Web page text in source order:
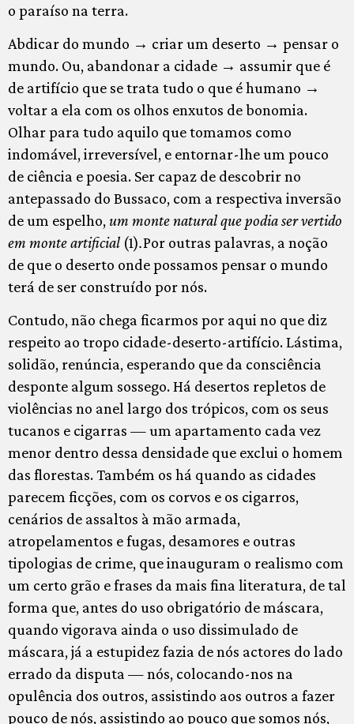
o paraíso na terra.
Abdicar do mundo → criar um deserto → pensar o
mundo. Ou, abandonar a cidade → assumir que é
de artifício que se trata tudo o que é humano →
voltar a ela com os olhos enxutos de bonomia.
Olhar para tudo aquilo que tomamos como
indomável, irreversível, e entornar-lhe um pouco
de ciência e poesia. Ser capaz de descobrir no
antepassado do Bussaco, com a respectiva inversão
de um espelho, um monte natural que podia ser vertido
em monte artificial (1).Por outras palavras, a noção
de que o deserto onde possamos pensar o mundo
terá de ser construído por nós.
Contudo, não chega ficarmos por aqui no que diz
respeito ao tropo cidade-deserto-artifício. Lástima,
solidão, renúncia, esperando que da consciência
desponte algum sossego. Há desertos repletos de
violências no anel largo dos trópicos, com os seus
tucanos e cigarras — um apartamento cada vez
menor dentro dessa densidade que exclui o homem
das florestas. Também os há quando as cidades
parecem ficções, com os corvos e os cigarros,
cenários de assaltos à mão armada,
atropelamentos e fugas, desamores e outras
tipologias de crime, que inauguram o realismo com
um certo grão e frases da mais fina literatura, de tal
forma que, antes do uso obrigatório de máscara,
quando vigorava ainda o uso dissimulado de
máscara, já a estupidez fazia de nós actores do lado
errado da disputa — nós, colocando-nos na
opulência dos outros, assistindo aos outros a fazer
pouco de nós, assistindo ao pouco que somos nós,